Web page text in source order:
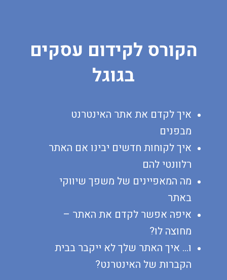
הקורס לקידום עסקים
בגוגל
איך לקדם את אתר האינטרנט
מבפנים
איך לקוחות חדשים יבינו אם האתר
רלוונטי להם
מה המאפיינים של משפך שיווקי
באתר
איפה אפשר לקדם את האתר –
מחוצה לו?
ו… איך האתר שלך לא ייקבר בבית
הקברות של האינטרנט?